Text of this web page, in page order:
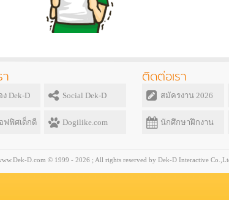
Dek-D Social Dek-D
ฟฟิศเด็กดี Dogilike.com
ติดต่อเรา
สมัครงาน 2026
นักศึกษาฝึกงาน
D.com © 1999 - 2026 ; All rights reserved by Dek-D Interactive